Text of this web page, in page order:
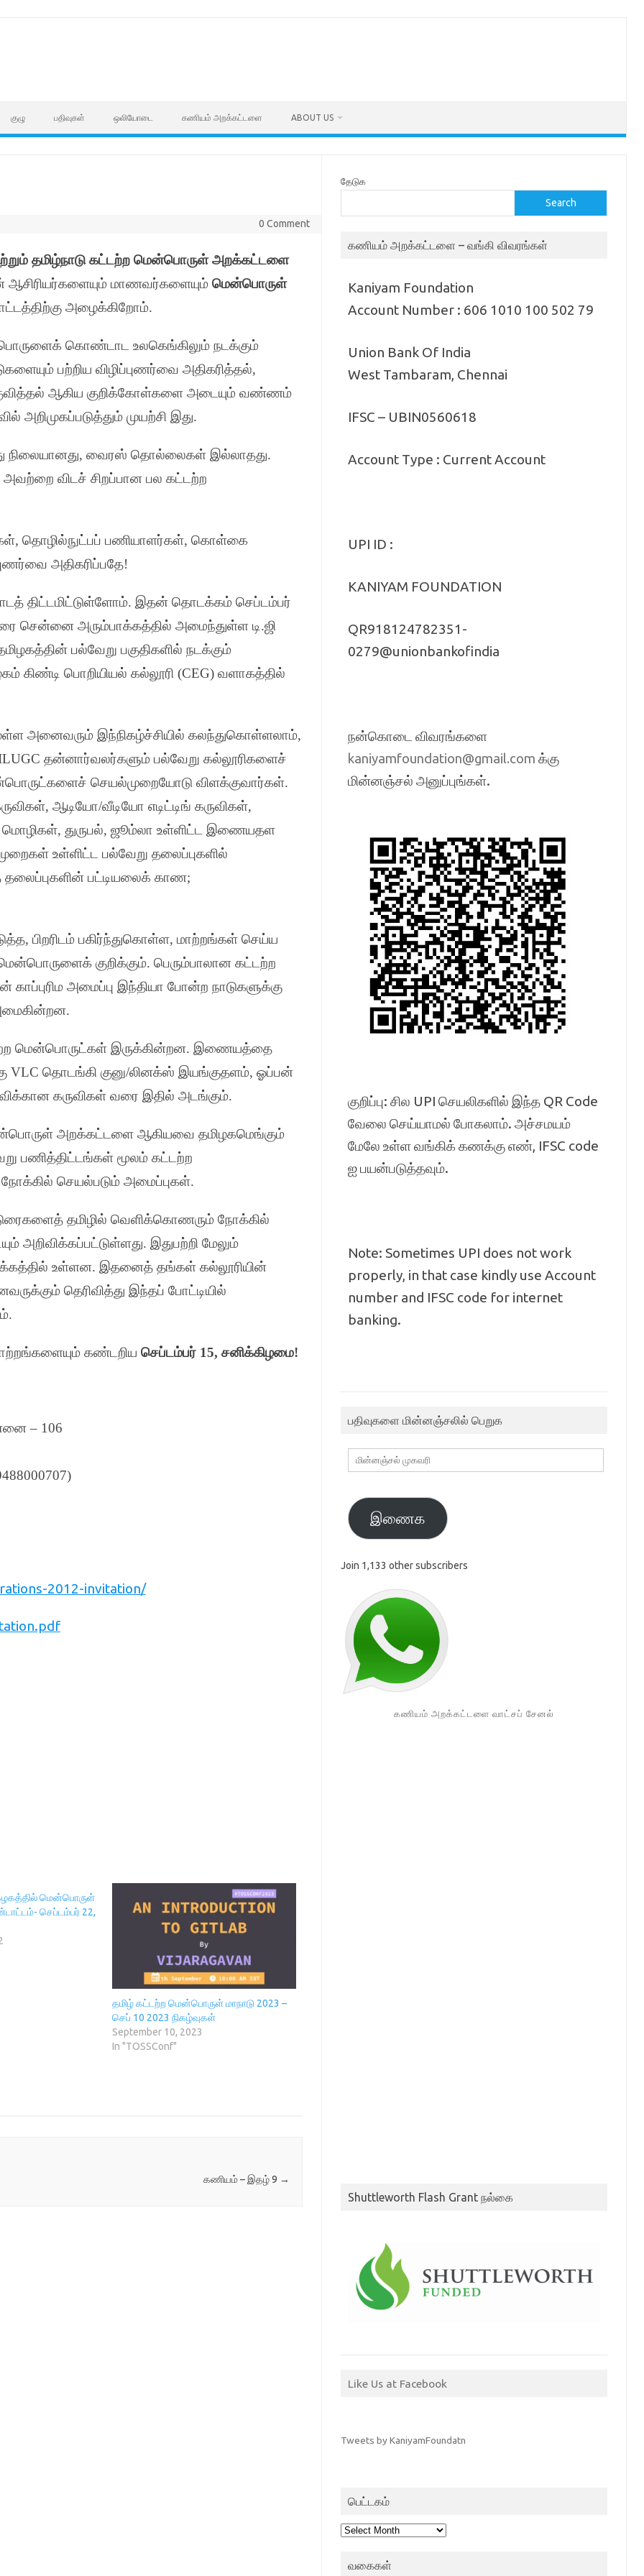
குழு பதிவுகள் ஒலியோடை கணியம் அறக்கட்டளை ABOUT US
0 Comment
தமிழ்நாடு கட்டற்ற மென்பொருள் அறக்கட்டளை
ஆசிரியர்களையும் மாணவர்களையும் மென்பொருள்
அழைக்கிறோம்.
கொண்டாட உலகெங்கிலும் நடக்கும்
பற்றிய விழிப்புணர்வை அதிகரித்தல்,
ஆகிய குறிக்கோள்களை அடையும் வண்ணம்
முயற்சி இது.
நிலையானது, வைரஸ் தொல்லைகள் இல்லாதது.
அவற்றை விடச் சிறப்பான பல கட்டற்ற
, தொழில்நுட்பப் பணியாளர்கள், கொள்கை
அதிகரிப்பதே!
திட்டமிட்டுள்ளோம். இதன் தொடக்கம் செப்டம்பர்
சென்னை அரும்பாக்கத்தில் அமைந்துள்ள டி.ஜி
பல்வேறு பகுதிகளில் நடக்கும்
பொறியியல் கல்லூரி (CEG) வளாகத்தில்
அனைவரும் இந்நிகழ்ச்சியில் கலந்துகொள்ளலாம்,
தன்னார்வலர்களும் பல்வேறு கல்லூரிகளைச்
செயல்முறையோடு விளக்குவார்கள்.
, ஆடியோ/வீடியோ எடிட்டிங் கருவிகள்,
மொழிகள், துருபல், ஜூம்லா உள்ளிட்ட இணையதள
உள்ளிட்ட பல்வேறு தலைப்புகளில்
பட்டியலைக் காண;
, பிறரிடம் பகிர்ந்துகொள்ள, மாற்றங்கள் செய்ய
மென்பொருளைக் குறிக்கும். பெரும்பாலான கட்டற்ற
காப்புரிம அமைப்பு இந்தியா போன்ற நாடுகளுக்கு
.
மென்பொருட்கள் இருக்கின்றன. இணையத்தை
VLC தொடங்கி குனு/லினக்ஸ் இயங்குதளம், ஓப்பன்
கருவிகள் வரை இதில் அடங்கும்.
அறக்கட்டளை ஆகியவை தமிழகமெங்கும்
பணித்திட்டங்கள் மூலம் கட்டற்ற
நோக்கில் செயல்படும் அமைப்புகள்.
தமிழில் வெளிக்கொணரும் நோக்கில்
அறிவிக்கப்பட்டுள்ளது. இதுபற்றி மேலும்
உள்ளன. இதனைத் தங்கள் கல்லூரியின்
தெரிவித்து இந்தப் போட்டியில்
.
கண்டறிய செப்டம்பர் 15, சனிக்கிழமை!
– 106
2012-invitation/
மென்பொருள்
செப்டம்பர் 22,
தமிழ் கட்டற்ற மென்பொருள் மாநாடு 2023 –
செப் 10 2023 நிகழ்வுகள்
September 10, 2023
In "TOSSConf"
கணியம் – இதழ் 9 →
தேடுக
Search
கணியம் அறக்கட்டளை – வங்கி விவரங்கள்
Kaniyam Foundation
Account Number : 606 1010 100 502 79
Union Bank Of India
West Tambaram, Chennai
IFSC – UBIN0560618
Account Type : Current Account
UPI ID :
KANIYAM FOUNDATION
QR918124782351-
0279@unionbankofindia
நன்கொடை விவரங்களை
kaniyamfoundation@gmail.com க்கு
மின்னஞ்சல் அனுப்புங்கள்.
குறிப்பு: சில UPI செயலிகளில் இந்த QR Code
வேலை செய்யாமல் போகலாம். அச்சமயம்
மேலே உள்ள வங்கிக் கணக்கு எண், IFSC code
ஐ பயன்படுத்தவும்.
Note: Sometimes UPI does not work
properly, in that case kindly use Account
number and IFSC code for internet
banking.
பதிவுகளை மின்னஞ்சலில் பெறுக
மின்னஞ்சல்
முகவரி
இணைக
Join 1,133 other subscribers
கணியம் அறக்கட்டளை வாட்சப் சேனல்
Shuttleworth Flash Grant நல்கை
Like Us at Facebook
Tweets by KaniyamFoundatn
பெட்டகம்
பெட்டகம்
வகைகள்